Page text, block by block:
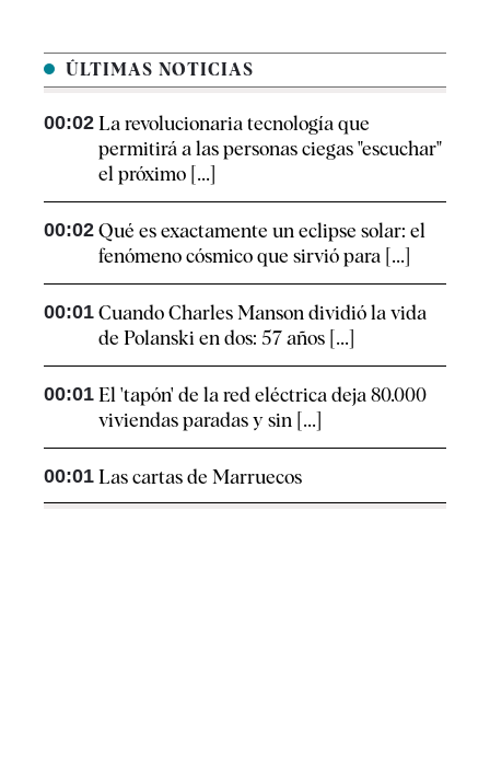
ÚLTIMAS NOTICIAS
00:02 La revolucionaria tecnología que
permitirá a las personas ciegas "escuchar"
el próximo [...]
00:02 Qué es exactamente un eclipse solar: el
fenómeno cósmico que sirvió para [...]
00:01 Cuando Charles Manson dividió la vida
de Polanski en dos: 57 años [...]
00:01 El 'tapón' de la red eléctrica deja 80.000
viviendas paradas y sin [...]
00:01 Las cartas de Marruecos